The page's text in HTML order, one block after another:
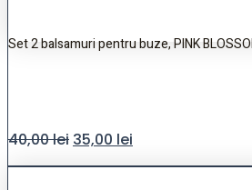
Set 2 balsamuri pentru buze, PINK
40,00lei 35,00 lei